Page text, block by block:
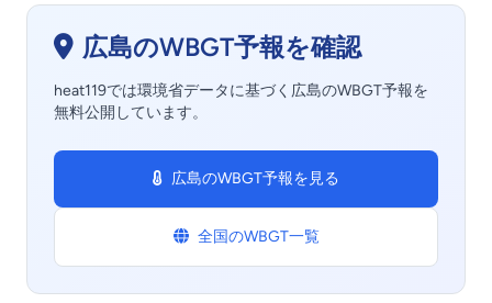
広島のWBGT予報を確認
heat119では環境省データに基づく広島のWBGT予報を
無料公開しています。
広島のWBGT予報を見る
全国のWBGT一覧